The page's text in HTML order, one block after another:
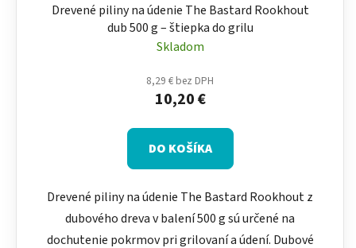
Drevené piliny na údenie The Bastard Rookhout
dub 500 g – štiepka do grilu
Skladom
8,29 € bez DPH
10,20 €
DO KOŠÍKA
Drevené piliny na údenie The Bastard Rookhout z
dubového dreva v balení 500 g sú určené na
dochutenie pokrmov pri grilovaní a údení. Dubové